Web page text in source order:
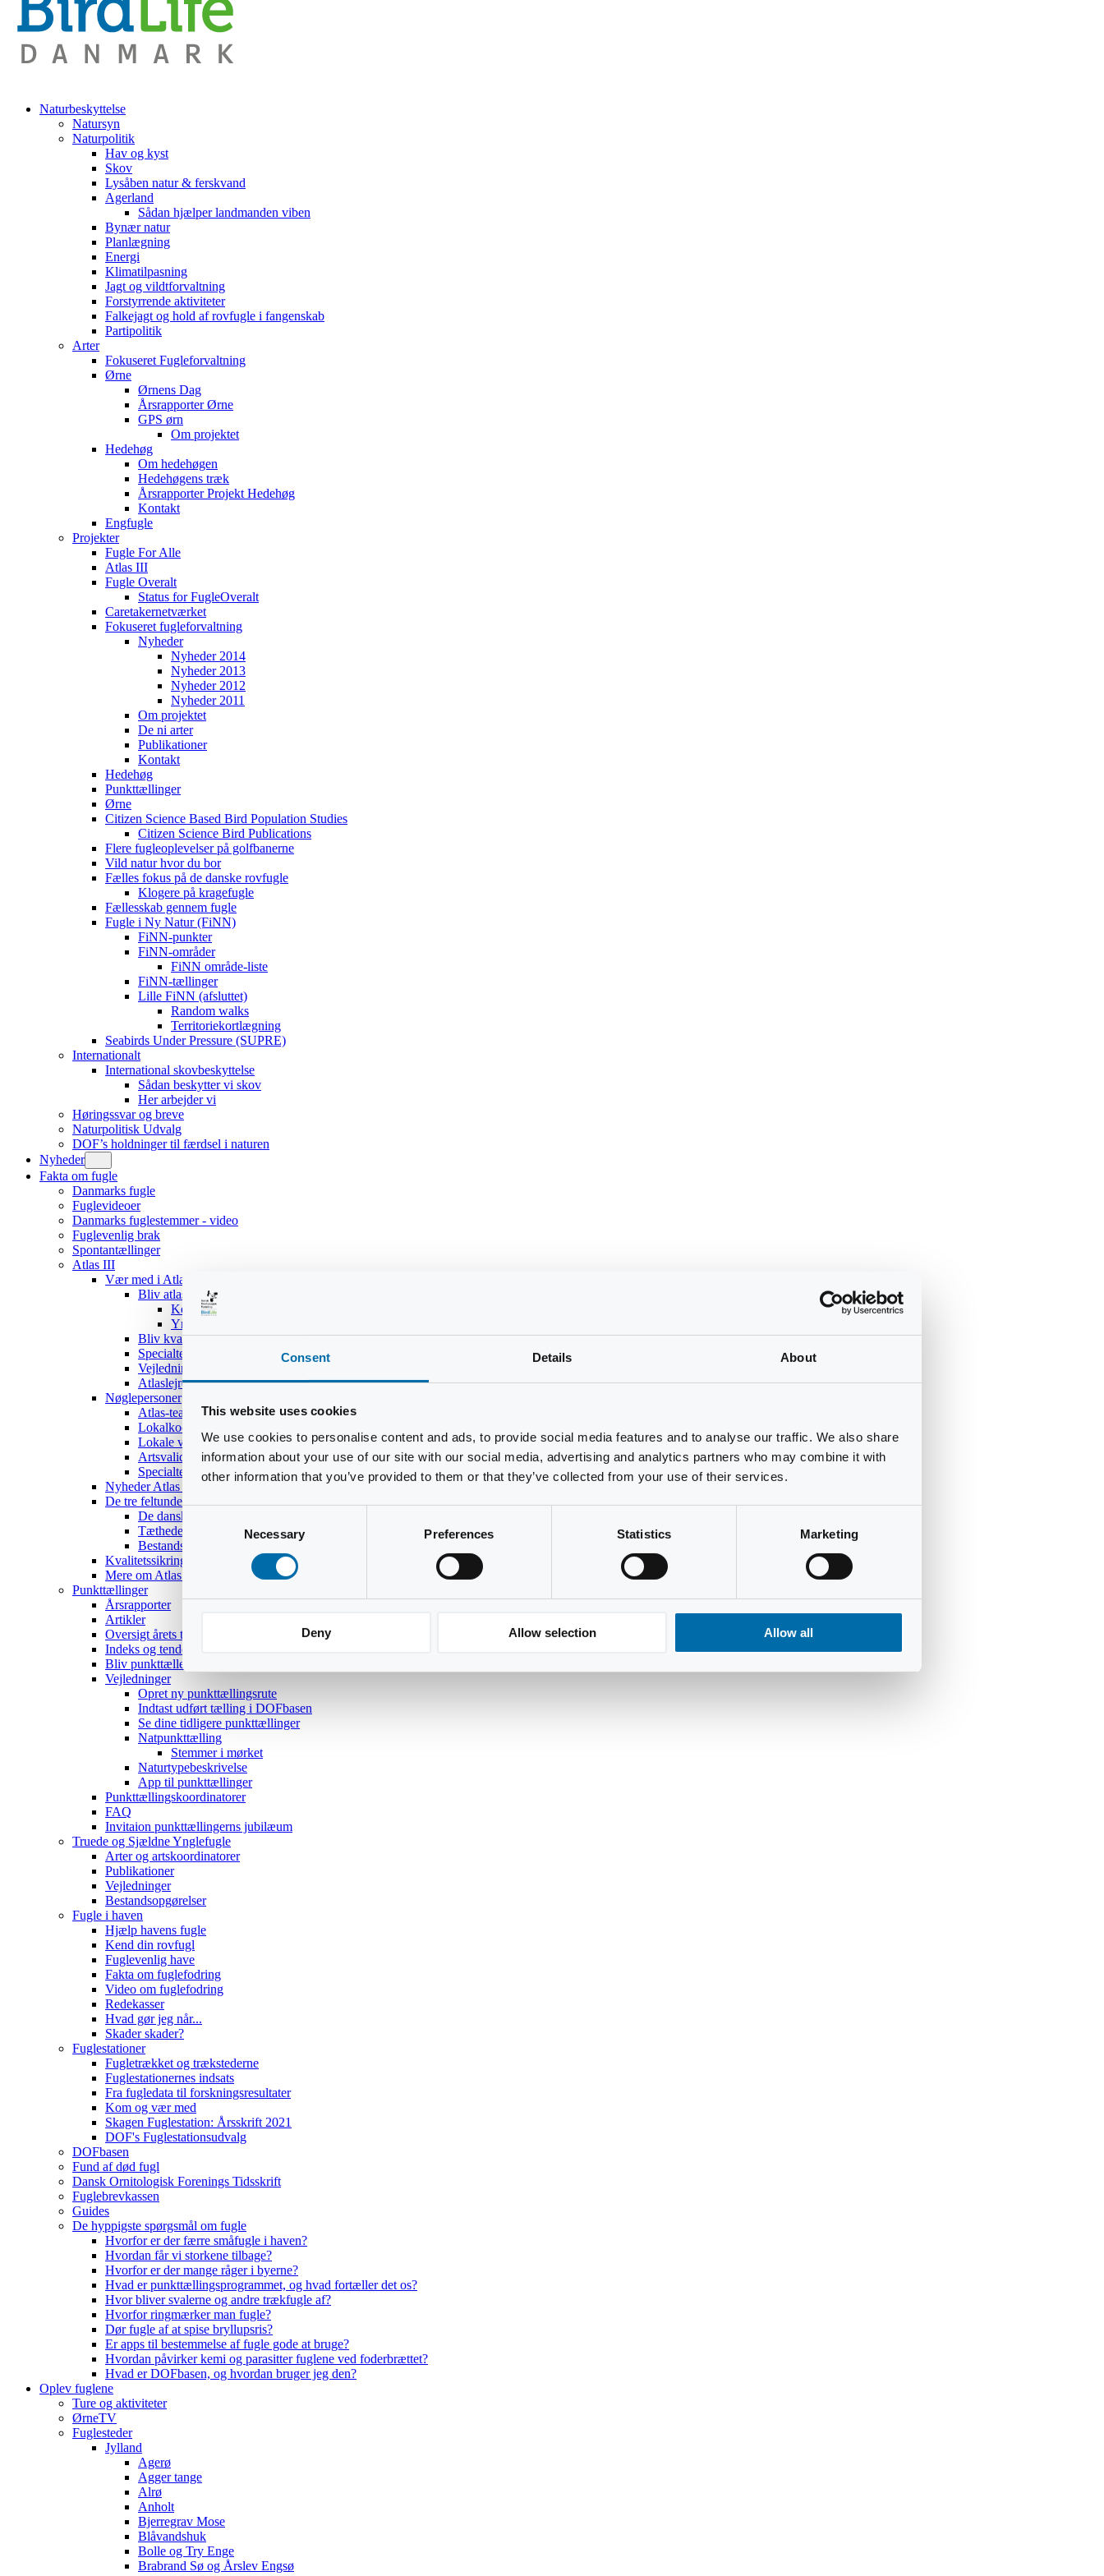
Consent Details About
This website uses cookies
We use cookies to personalise content and ads, to provide social media features and to analyse our traffic. We also share
information about your use of our site with our social media, advertising and analytics partners who may combine it with
other information that you’ve provided to them or that they’ve collected from your use of their services.
Consent
Selection
Necessary Preferences Statistics Marketing
Deny Allow selection Allow all
Naturbeskyttelse
Natursyn
Naturpolitik
Hav og kyst
Skov
Lysåben natur & ferskvand
Agerland
Sådan hjælper landmanden viben
Bynær natur
Planlægning
Energi
Klimatilpasning
Jagt og vildtforvaltning
Forstyrrende aktiviteter
Falkejagt og hold af rovfugle i fangenskab
Partipolitik
Arter
Fokuseret Fugleforvaltning
Ørne
Ørnens Dag
Årsrapporter Ørne
GPS ørn
Om projektet
Hedehøg
Om hedehøgen
Hedehøgens træk
Årsrapporter Projekt Hedehøg
Kontakt
Engfugle
Projekter
Fugle For Alle
Atlas III
Fugle Overalt
Status for FugleOveralt
Caretakernetværket
Fokuseret fugleforvaltning
Nyheder
Nyheder 2014
Nyheder 2013
Nyheder 2012
Nyheder 2011
Om projektet
De ni arter
Publikationer
Kontakt
Hedehøg
Punkttællinger
Ørne
Citizen Science Based Bird Population Studies
Citizen Science Bird Publications
Flere fugleoplevelser på golfbanerne
Vild natur hvor du bor
Fælles fokus på de danske rovfugle
Klogere på kragefugle
Fællesskab gennem fugle
Fugle i Ny Natur (FiNN)
FiNN-punkter
FiNN-områder
FiNN område-liste
FiNN-tællinger
Lille FiNN (afsluttet)
Random walks
Territoriekortlægning
Seabirds Under Pressure (SUPRE)
Internationalt
International skovbeskyttelse
Sådan beskytter vi skov
Her arbejder vi
Høringssvar og breve
Naturpolitisk Udvalg
DOF’s holdninger til færdsel i naturen
Nyheder
Fakta om fugle
Danmarks fugle
Fuglevideoer
Danmarks fuglestemmer - video
Fuglevenlig brak
Spontantællinger
Atlas III
Vær med i Atlas III
Bliv atlasdeltager
Kom hurtigt i gang
Yngleadfærdstyper
Bliv kvadratansvarlig
Specialteams
Vejledninger
Atlaslejre 2017
Nøglepersoner
Atlas-teamet
Lokalkoordinatorer
Lokale validatorer
Artsvalidatorer
Specialteams
Nyheder Atlas III
De tre feltundersøgelser
De danske ynglefugles udbredelse
Tætheder og bestandsestimater
Bestandsoptællinger af 18 udvalgte arter
Kvalitetssikring
Mere om Atlas III
Punkttællinger
Årsrapporter
Artikler
Oversigt årets temaer
Indeks og tendenser
Bliv punkttæller
Vejledninger
Opret ny punkttællingsrute
Indtast udført tælling i DOFbasen
Se dine tidligere punkttællinger
Natpunkttælling
Stemmer i mørket
Naturtypebeskrivelse
App til punkttællinger
Punkttællingskoordinatorer
FAQ
Invitaion punkttællingerns jubilæum
Truede og Sjældne Ynglefugle
Arter og artskoordinatorer
Publikationer
Vejledninger
Bestandsopgørelser
Fugle i haven
Hjælp havens fugle
Kend din rovfugl
Fuglevenlig have
Fakta om fuglefodring
Video om fuglefodring
Redekasser
Hvad gør jeg når...
Skader skader?
Fuglestationer
Fugletrækket og trækstederne
Fuglestationernes indsats
Fra fugledata til forskningsresultater
Kom og vær med
Skagen Fuglestation: Årsskrift 2021
DOF's Fuglestationsudvalg
DOFbasen
Fund af død fugl
Dansk Ornitologisk Forenings Tidsskrift
Fuglebrevkassen
Guides
De hyppigste spørgsmål om fugle
Hvorfor er der færre småfugle i haven?
Hvordan får vi storkene tilbage?
Hvorfor er der mange råger i byerne?
Hvad er punkttællingsprogrammet, og hvad fortæller det os?
Hvor bliver svalerne og andre trækfugle af?
Hvorfor ringmærker man fugle?
Dør fugle af at spise bryllupsris?
Er apps til bestemmelse af fugle gode at bruge?
Hvordan påvirker kemi og parasitter fuglene ved foderbrættet?
Hvad er DOFbasen, og hvordan bruger jeg den?
Oplev fuglene
Ture og aktiviteter
ØrneTV
Fuglesteder
Jylland
Agerø
Agger tange
Alrø
Anholt
Bjerregrav Mose
Blåvandshuk
Bolle og Try Enge
Brabrand Sø og Årslev Engsø